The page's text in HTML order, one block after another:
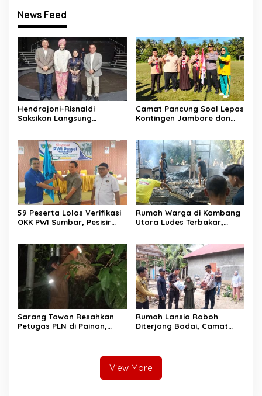
News Feed
Hendrajoni-Risnaldi
Saksikan Langsung
D’Academy 8 Menggelegar!
Camat Pancung Soal Lepas
Kontingen Jambore dan
59 Peserta Lolos Verifikasi
OKK PWI Sumbar, Pesisir
Rumah Warga di Kambang
Utara Ludes Terbakar,
Sarang Tawon Resahkan
Petugas PLN di Painan,
Rumah Lansia Roboh
Diterjang Badai, Camat
View More